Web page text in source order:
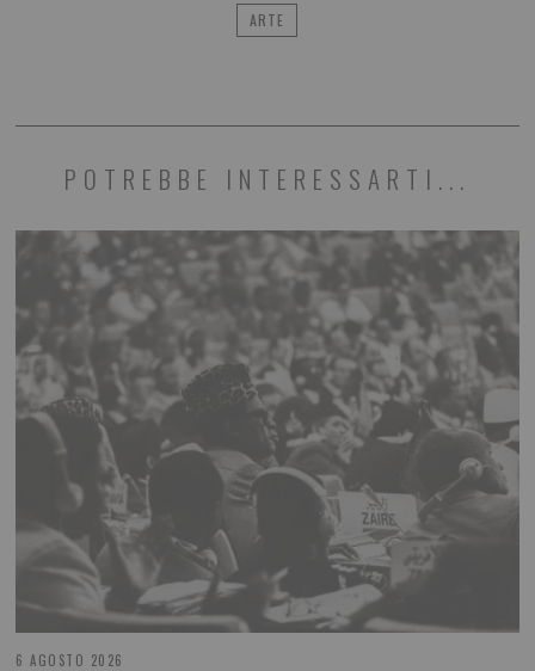
ARTE
POTREBBE INTERESSARTI...
6 AGOSTO 2026